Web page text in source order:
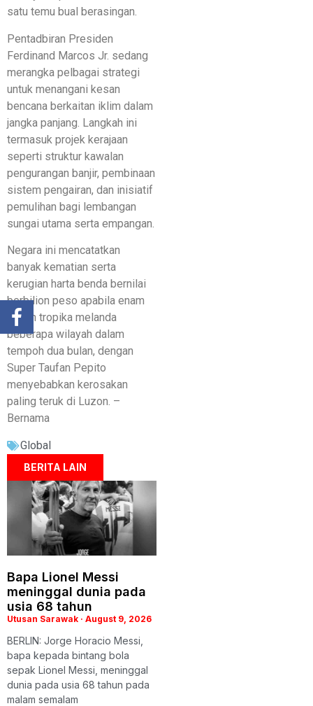
satu temu bual berasingan.
Pentadbiran Presiden
Ferdinand Marcos Jr. sedang
merangka pelbagai strategi
untuk menangani kesan
bencana berkaitan iklim dalam
jangka panjang. Langkah ini
termasuk projek kerajaan
seperti struktur kawalan
pengurangan banjir, pembinaan
sistem pengairan, dan inisiatif
pemulihan bagi lembangan
sungai utama serta empangan.
Negara ini mencatatkan
banyak kematian serta
kerugian harta benda bernilai
berbilion peso apabila enam
siklon tropika melanda
beberapa wilayah dalam
tempoh dua bulan, dengan
Super Taufan Pepito
menyebabkan kerosakan
paling teruk di Luzon. –
Bernama
Global
BERITA LAIN
Bapa Lionel Messi
meninggal dunia pada
usia 68 tahun
Utusan Sarawak August 9, 2026
BERLIN: Jorge Horacio Messi,
bapa kepada bintang bola
sepak Lionel Messi, meninggal
dunia pada usia 68 tahun pada
malam semalam